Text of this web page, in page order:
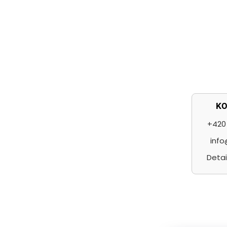
+420